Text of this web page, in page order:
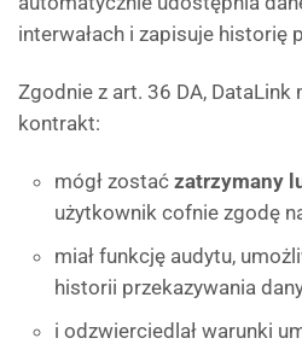
interwałach i zapisuje historię
Zgodnie z art. 36 DA, DataLink
kontrakt:
mógł zostać zatrzymany
użytkownik cofnie zgodę
miał funkcję audytu,
historii przekazywania
i odzwierciedlał warunki